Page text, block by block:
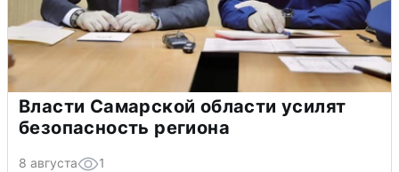
Власти Самарской области усилят
безопасность региона
8 августа 1